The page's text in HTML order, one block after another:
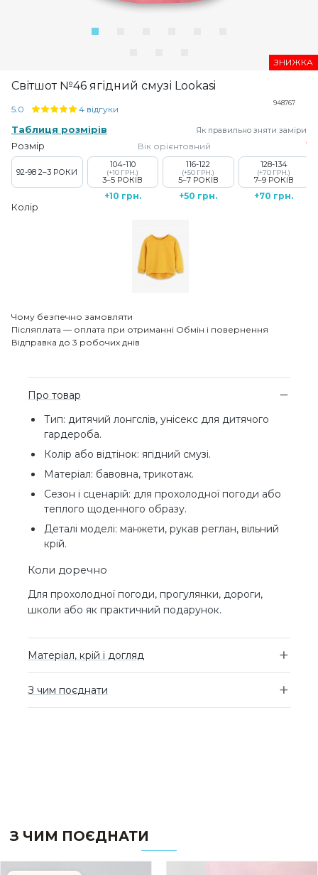
ЗНИЖКА
Світшот №46 ягідний смузі Lookasi
948767
5.0 4 відгуки
Таблиця розмірів Як правильно зняти заміри
Розмір Вік орієнтовний
92-98 2–3 РОКИ
104-110
(+10 ГРН.)
3–5 РОКІВ
+10 грн.
116-122
(+50 ГРН.)
5–7 РОКІВ
+50 грн.
128-134
(+70 ГРН.)
7–9 РОКІВ
+70 грн.
Колір
Чому безпечно замовляти
Післяплата — оплата при отриманні Обмін і повернення
Відправка до 3 робочих днів
Про товар
Тип: дитячий лонгслів, унісекс для дитячого
гардероба.
Колір або відтінок: ягідний смузі.
Матеріал: бавовна, трикотаж.
Сезон і сценарій: для прохолодної погоди або
теплого щоденного образу.
Деталі моделі: манжети, рукав реглан, вільний
крій.
Коли доречно
Для прохолодної погоди, прогулянки, дороги,
школи або як практичний подарунок.
Матеріал, крій і догляд
З чим поєднати
З ЧИМ ПОЄДНАТИ